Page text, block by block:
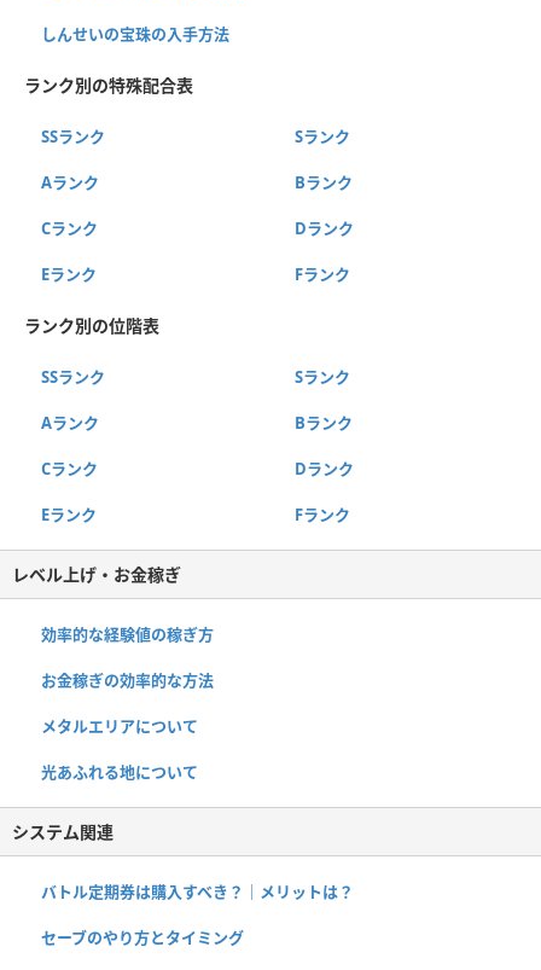
しんせいの宝珠の入手方法
ランク別の特殊配合表
SSランク Sランク
Aランク Bランク
Cランク Dランク
Eランク Fランク
ランク別の位階表
SSランク Sランク
Aランク Bランク
Cランク Dランク
Eランク Fランク
レベル上げ・お金稼ぎ
効率的な経験値の稼ぎ方
お金稼ぎの効率的な方法
メタルエリアについて
光あふれる地について
システム関連
バトル定期券は購入すべき？｜メリットは？
セーブのやり方とタイミング